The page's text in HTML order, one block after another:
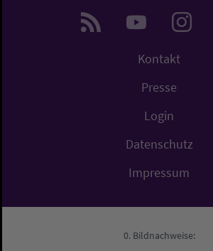
Kontakt
Presse
Login
Datenschutz
Impressum
Bildnachweise: